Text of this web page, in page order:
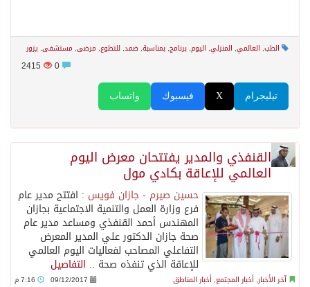
الطب, العالمي, المنزلي, اليوم, برنامج, بمناسبة, ضمد, للتطوع, مرضى, مستشفى, يزور
2415
واتساب فيسبوك X تيليجرام
القنفذي والمدير يفتتحان معرض اليوم
العالمي للإعاقة بكادي مول
حسين صيرم - جازان فويس : افتتح مدير عام
فرع وزارة العمل والتنمية الاجتماعية بجازان
المهندس أحمد القنفذي ومساعد مدير عام
صحة جازان الدكتور علي المدير المعرض
التفاعلي المصاحب لفعاليات اليوم العالمي
للإعاقة الذي تنفذه صحة .. التفاصيل
آخر الأخبار, أخبار المجتمع, أخبار المناطق 09/12/2017